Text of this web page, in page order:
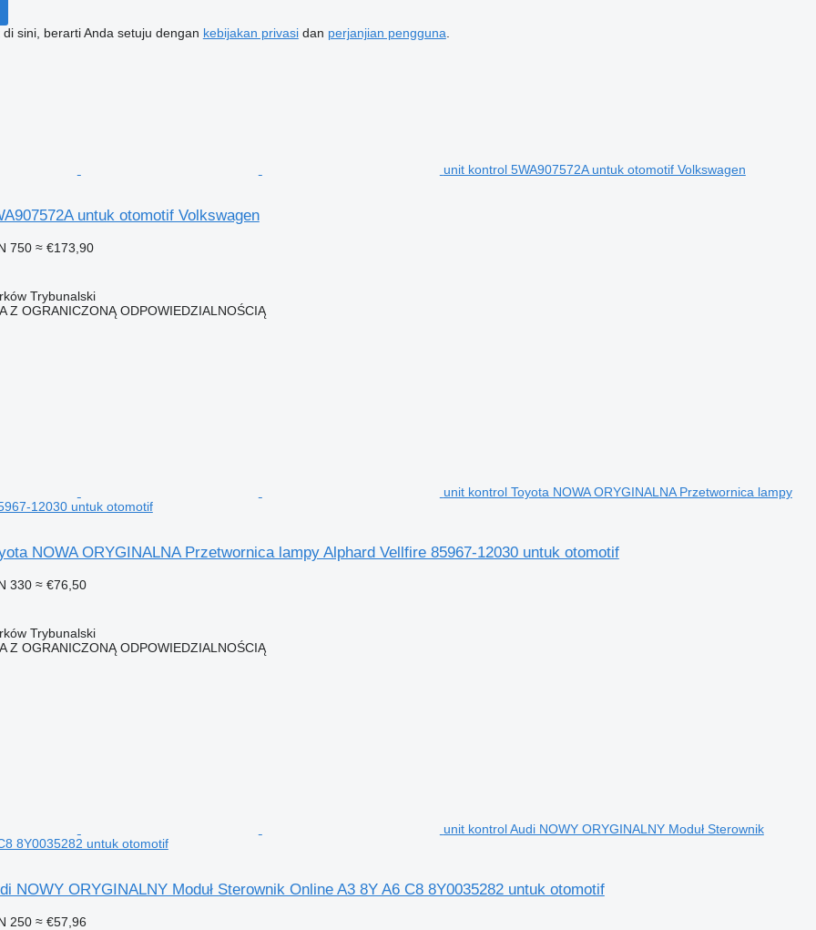
sini, berarti Anda setuju dengan kebijakan privasidan perjanjian pengguna
unit kontrol 5WA907572A untuk otomotif Volkswagen
untuk otomotif Volkswagen
750 ≈ €173,90
Trybunalski
Z OGRANICZONĄ ODPOWIEDZIALNOŚCIĄ
unit kontrol Toyota NOWA ORYGINALNA Przetwornica lampy
12030 untuk otomotif
NOWA ORYGINALNA Przetwornica lampy Alphard Vellfire 85967-12030 untuk otomotif
330 ≈ €76,50
Trybunalski
Z OGRANICZONĄ ODPOWIEDZIALNOŚCIĄ
unit kontrol Audi NOWY ORYGINALNY Moduł Sterownik
8Y0035282 untuk otomotif
NOWY ORYGINALNY Moduł Sterownik Online A3 8Y A6 C8 8Y0035282 untuk otomotif
250 ≈ €57,96